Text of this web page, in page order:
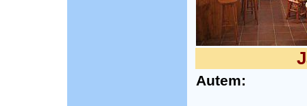
Autem: